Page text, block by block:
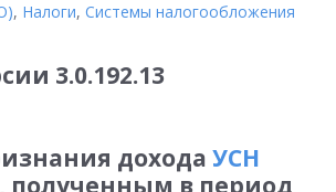
, Налоги, Системы налогообложения
3.0.192.13
дохода УСН
полученным в период